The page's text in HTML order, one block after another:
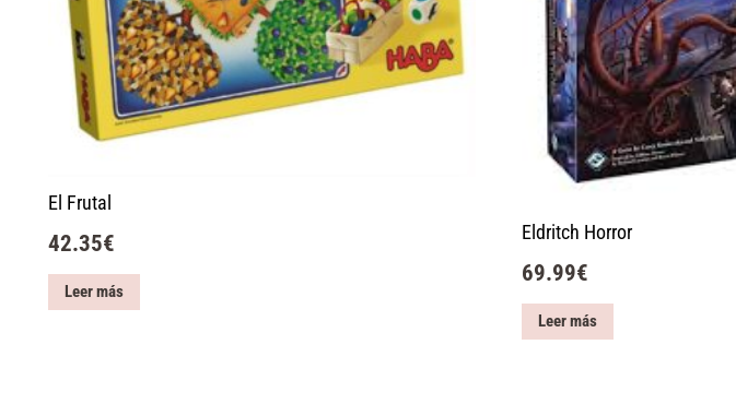
El Frutal
42.35€
Leer más
Eldritch Horror
69.99€
Leer más